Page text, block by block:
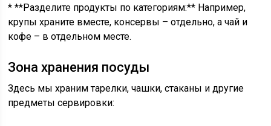
* **Разделите продукты по категориям:** Например,
крупы храните вместе, консервы – отдельно, а чай и
кофе – в отдельном месте.
Зона хранения посуды
Здесь мы храним тарелки, чашки, стаканы и другие
предметы сервировки: